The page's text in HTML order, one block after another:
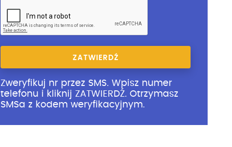
ZATWIERDŹ
Zweryfikuj nr przez SMS. Wpisz numer
telefonu i kliknij ZATWIERDŹ. Otrzymasz
SMSa z kodem weryfikacyjnym.